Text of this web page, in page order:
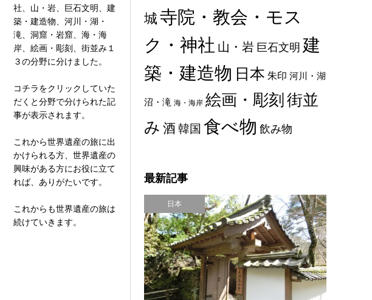
社、山・岩、巨石文明、建
築・建造物、河川・湖・
滝、洞窟・岩窟、海・海
岸、絵画・彫刻、街並み１
３の分野に分けました。
コチラをクリックしていた
だくと分野で分けられた記
事が表示されます。
これから世界遺産の旅に出
かけられる方、世界遺産の
興味がある方にお役に立て
れば、ありがたいです。
これからも世界遺産の旅は
続けていきます。
城 寺院・教会・モス
ク・神社 山・岩 巨石文明 建
築・建造物 日本 朱印 河川・湖
沼・滝 海・海岸 絵画・彫刻 街並
み 酒 韓国 食べ物 飲み物
最新記事
日本